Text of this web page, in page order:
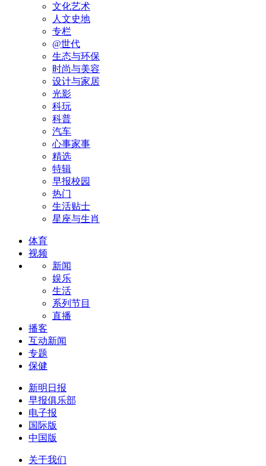
文化艺术
人文史地
专栏
@世代
生态与环保
时尚与美容
设计与家居
光影
科玩
科普
汽车
心事家事
精选
特辑
早报校园
热门
生活贴士
星座与生肖
体育
视频
新闻
娱乐
生活
系列节目
直播
播客
互动新闻
专题
保健
新明日报
早报俱乐部
电子报
国际版
中国版
关于我们